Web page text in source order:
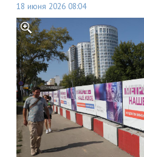
18 июня 2026 08:04